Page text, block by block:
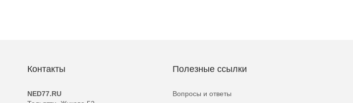
Контакты
NED77.RU
Полезные ссылки
Вопросы и ответы